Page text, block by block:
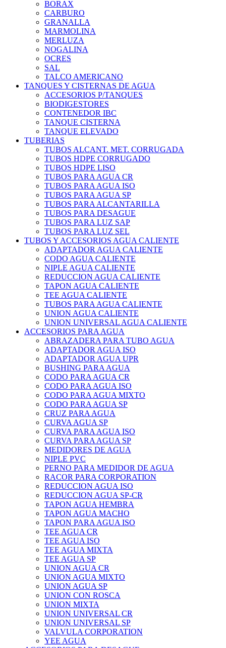
BORAX
CARBURO
GRANALLA
MARMOLINA
MERLUZA
NOGALINA
OCRES
SAL
TALCO AMERICANO
TANQUES Y CISTERNAS DE AGUA
ACCESORIOS P/TANQUES
BIODIGESTORES
CONTENEDOR IBC
TANQUE CISTERNA
TANQUE ELEVADO
TUBERIAS
TUBOS ALCANT. MET. CORRUGADA
TUBOS HDPE CORRUGADO
TUBOS HDPE LISO
TUBOS PARA AGUA CR
TUBOS PARA AGUA ISO
TUBOS PARA AGUA SP
TUBOS PARA ALCANTARILLA
TUBOS PARA DESAGUE
TUBOS PARA LUZ SAP
TUBOS PARA LUZ SEL
TUBOS Y ACCESORIOS AGUA CALIENTE
ADAPTADOR AGUA CALIENTE
CODO AGUA CALIENTE
NIPLE AGUA CALIENTE
REDUCCION AGUA CALIENTE
TAPON AGUA CALIENTE
TEE AGUA CALIENTE
TUBOS PARA AGUA CALIENTE
UNION AGUA CALIENTE
UNION UNIVERSAL AGUA CALIENTE
ACCESORIOS PARA AGUA
ABRAZADERA PARA TUBO AGUA
ADAPTADOR AGUA ISO
ADAPTADOR AGUA UPR
BUSHING PARA AGUA
CODO PARA AGUA CR
CODO PARA AGUA ISO
CODO PARA AGUA MIXTO
CODO PARA AGUA SP
CRUZ PARA AGUA
CURVA AGUA SP
CURVA PARA AGUA ISO
CURVA PARA AGUA SP
MEDIDORES DE AGUA
NIPLE PVC
PERNO PARA MEDIDOR DE AGUA
RACOR PARA CORPORATION
REDUCCION AGUA ISO
REDUCCION AGUA SP-CR
TAPON AGUA HEMBRA
TAPON AGUA MACHO
TAPON PARA AGUA ISO
TEE AGUA CR
TEE AGUA ISO
TEE AGUA MIXTA
TEE AGUA SP
UNION AGUA CR
UNION AGUA MIXTO
UNION AGUA SP
UNION CON ROSCA
UNION MIXTA
UNION UNIVERSAL CR
UNION UNIVERSAL SP
VALVULA CORPORATION
YEE AGUA